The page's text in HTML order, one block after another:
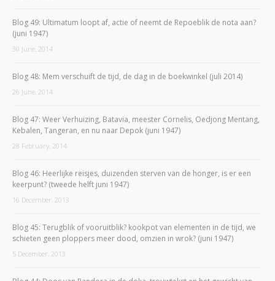
Blog 49: Ultimatum loopt af, actie of neemt de Repoeblik de nota aan?
(juni 1947)
30 June, 2014
Blog 48: Mem verschuift de tijd, de dag in de boekwinkel (juli 2014)
26 June, 2014
Blog 47: Weer Verhuizing, Batavia, meester Cornelis, Oedjong Mentang,
Kebalen, Tangeran, en nu naar Depok (juni 1947)
28 February, 2014
Blog 46: Heerlijke reisjes, duizenden sterven van de honger, is er een
keerpunt? (tweede helft juni 1947)
16 December, 2013
Blog 45: Terugblik of vooruitblik? kookpot van elementen in de tijd, we
schieten geen ploppers meer dood, omzien in wrok? (juni 1947)
5 December, 2013